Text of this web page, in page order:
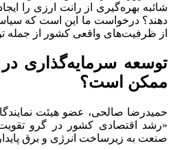
شائبه بهره‌گیری از رانت ارزی را
دهند؟ درخواست ما این است که
از ظرفیت‌های واقعی کشور از جمله
توسعه سرمایه‌گذاری
ممکن است؟
حمیدرضا صالحی، عضو هیئت نمایندگان
«رشد اقتصادی کشور در گرو
صنعت به زیرساخت انرژی و برق پایدار